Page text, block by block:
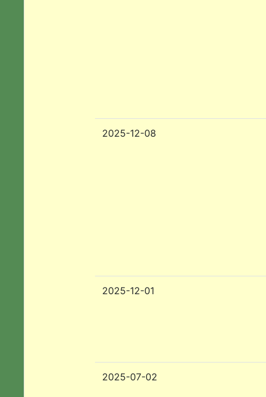
2025-12-08
2025-12-01
2025-07-02